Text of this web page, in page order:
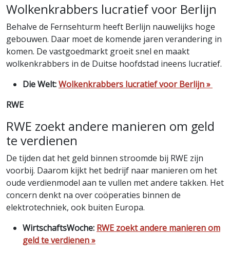
Wolkenkrabbers lucratief voor Berlijn
Behalve de Fernsehturm heeft Berlijn nauwelijks hoge
gebouwen. Daar moet de komende jaren verandering in
komen. De vastgoedmarkt groeit snel en maakt
wolkenkrabbers in de Duitse hoofdstad ineens lucratief.
Die Welt:Wolkenkrabbers lucratief voor Berlijn »
RWE
RWE zoekt andere manieren om geld
te verdienen
De tijden dat het geld binnen stroomde bij RWE zijn
voorbij. Daarom kijkt het bedrijf naar manieren om het
oude verdienmodel aan te vullen met andere takken. Het
concern denkt na over coöperaties binnen de
elektrotechniek, ook buiten Europa.
WirtschaftsWoche: RWE zoekt andere manieren om
geld te verdienen »